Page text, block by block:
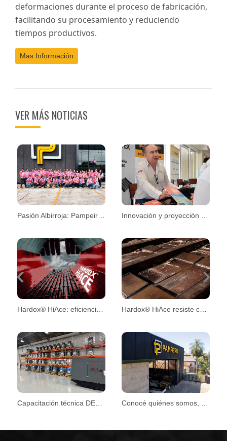
deformaciones durante el proceso de fabricación,
facilitando su procesamiento y reduciendo
tiempos productivos.
Mas Información
VER MÁS NOTICIAS
Previous Next